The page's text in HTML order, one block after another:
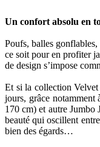
Un confort absolu en
Poufs, balles
ce soit pour en profiter
de design s’impose
Et si la collection Velvet
jours, grâce
170 cm) et autre Jumbo
beauté qui oscillent
bien des égards…